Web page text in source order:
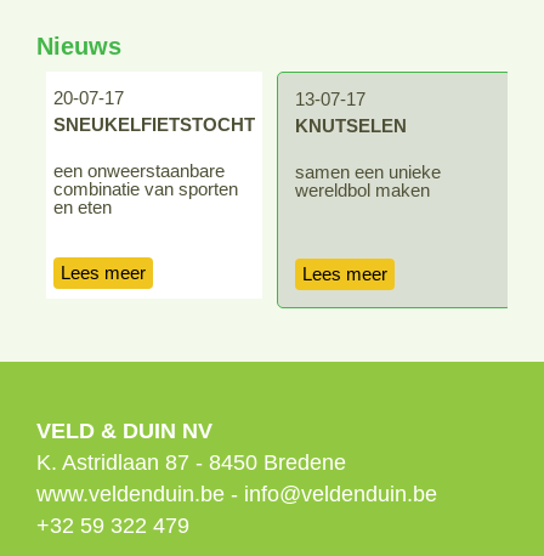
Nieuws
20-07-17
SNEUKELFIETSTOCHT
een onweerstaanbare
combinatie van sporten
en eten
Lees meer
13-07-17
KNUTSELEN
samen een unieke
wereldbol maken
Lees meer
VELD & DUIN NV
K. Astridlaan 87 - 8450 Bredene
www.veldenduin.be - info@veldenduin.be
+32 59 322 479